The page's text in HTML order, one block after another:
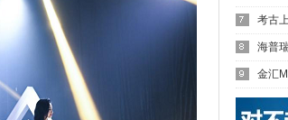
考古
海普
INHIXA取
金汇